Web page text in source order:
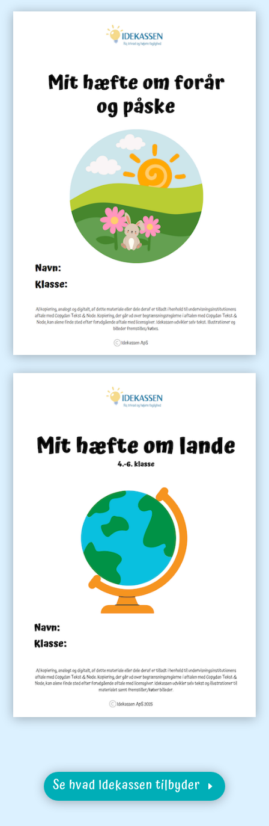
Se hvad Idekassen tilbyder